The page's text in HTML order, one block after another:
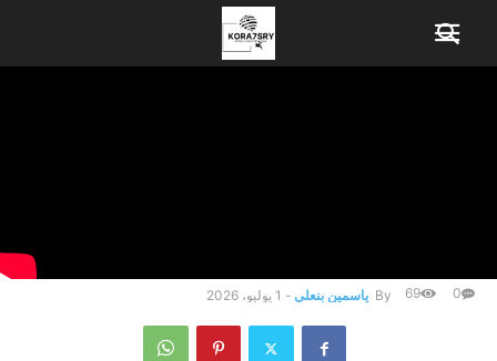
By ياسمين بنعلي - 1 يوليو، 2026 0
69